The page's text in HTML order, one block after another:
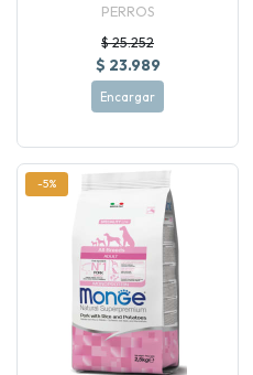
PERROS
$ 25.252
$ 23.989
Encargar
-5%